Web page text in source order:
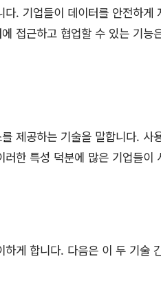
. 기업들이 데이터를 안전하게
접근하고 협업할 수 있는 기능
제공하는 기술을 말합니다. 사
한 특성 덕분에 많은 기업들이
게 합니다. 다음은 이 두 기술